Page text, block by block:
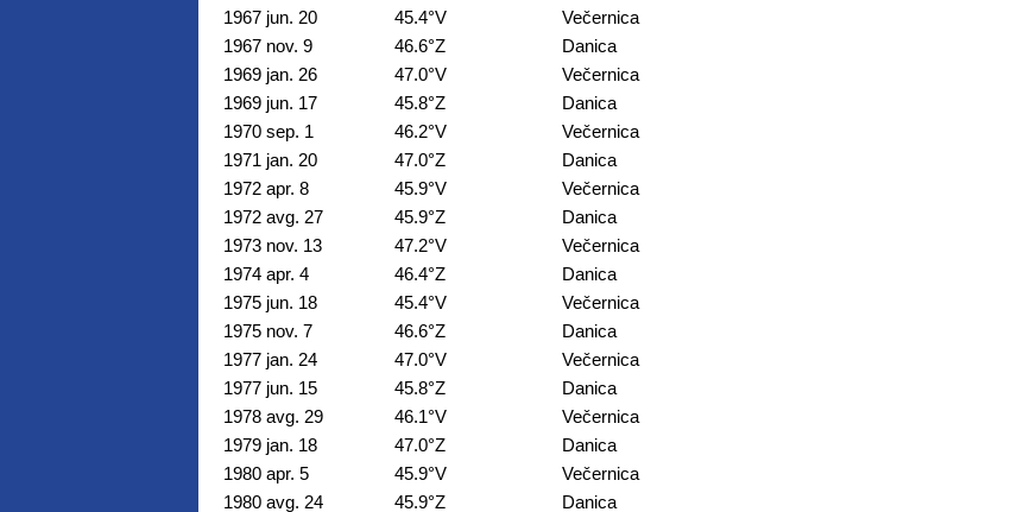
1967 jun. 20
45.4°V
Večernica
1967 nov. 9
46.6°Z
Danica
1969 jan. 26
47.0°V
Večernica
1969 jun. 17
45.8°Z
Danica
1970 sep. 1
46.2°V
Večernica
1971 jan. 20
47.0°Z
Danica
1972 apr. 8
45.9°V
Večernica
1972 avg. 27
45.9°Z
Danica
1973 nov. 13
47.2°V
Večernica
1974 apr. 4
46.4°Z
Danica
1975 jun. 18
45.4°V
Večernica
1975 nov. 7
46.6°Z
Danica
1977 jan. 24
47.0°V
Večernica
1977 jun. 15
45.8°Z
Danica
1978 avg. 29
46.1°V
Večernica
1979 jan. 18
47.0°Z
Danica
1980 apr. 5
45.9°V
Večernica
1980 avg. 24
45.9°Z
Danica